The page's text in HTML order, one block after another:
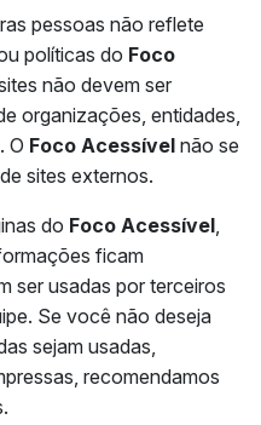
pessoas não reflete
políticas do Foco
não devem ser
organizações, entidades,
O Foco Acessível não se
sites externos.
do Foco Acessível,
ficam
ser usadas por terceiros
Se você não deseja
sejam usadas,
recomendamos